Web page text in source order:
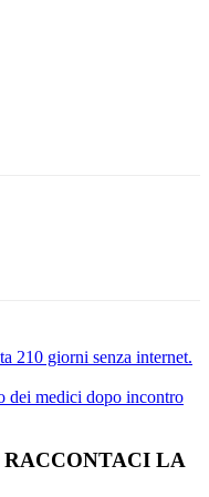
210 giorni senza internet.
dei medici dopo incontro
LA